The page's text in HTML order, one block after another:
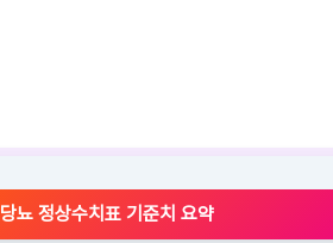
당뇨 정상수치표 기준치 요약